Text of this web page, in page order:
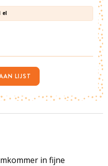
in fijne
el
LIJST